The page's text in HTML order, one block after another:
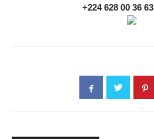
+224 628 00 36 63